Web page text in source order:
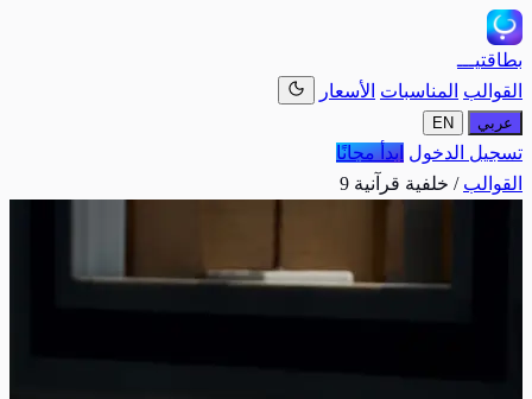
بطاقتيـــ
القوالب المناسبات الأسعار
عربي EN
تسجيل الدخول ابدأ مجانًا
القوالب / خلفية قرآنية 9